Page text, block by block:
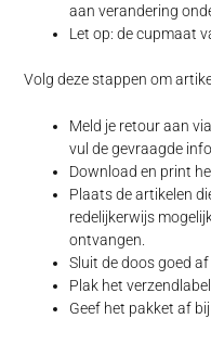
aan verandering
Let op: de cupmaat
Volg deze stappen om
Meld je retour aan via
vul de gevraagde
Download en print
Plaats de artikelen
redelijkerwijs
ontvangen.
Sluit de doos goed
Plak het
Geef het pakket af